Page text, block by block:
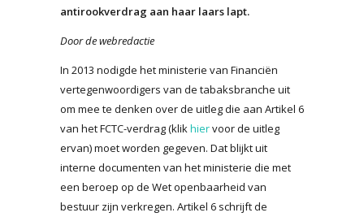
antirookverdrag aan haar laars lapt.
Door de webredactie
In 2013 nodigde het ministerie van Financiën
vertegenwoordigers van de tabaksbranche uit
om mee te denken over de uitleg die aan Artikel 6
van het FCTC-verdrag (klikhiervoor de uitleg
ervan) moet worden gegeven. Dat blijkt uit
interne documenten van het ministerie die met
een beroep op de Wet openbaarheid van
bestuur zijn verkregen. Artikel 6 schrijft de